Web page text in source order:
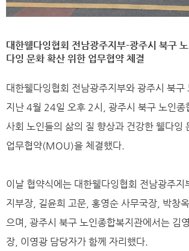
대한웰다잉협회 전남광주지부-광주시 북구
다잉 문화 확산 위한 업무협약 체결
대한웰다잉협회 전남광주지부와 광주시 북구
지난 4월 24일 오후 2시, 광주시 북구 노인종
사회 노인들의 삶의 질 향상과 건강한 웰다잉
업무협약(MOU)을 체결했다.
이날 협약식에는 대한웰다잉협회 전남광주지
지부장, 길윤희 고문, 홍영순 사무국장, 박창
으며, 광주시 북구 노인종합복지관에서는 김
장, 이영광 담당자가 함께 자리했다.